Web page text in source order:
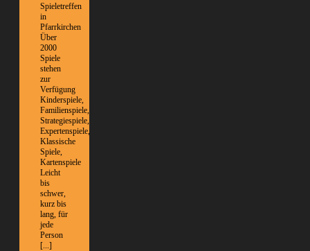
Spieletreffen
in
Pfarrkirchen
Über
2000
Spiele
stehen
zur
Verfügung
Kinderspiele,
Familienspiele,
Strategiespiele,
Expertenspiele,
Klassische
Spiele,
Kartenspiele
Leicht
bis
schwer,
kurz bis
lang, für
jede
Person
[...]